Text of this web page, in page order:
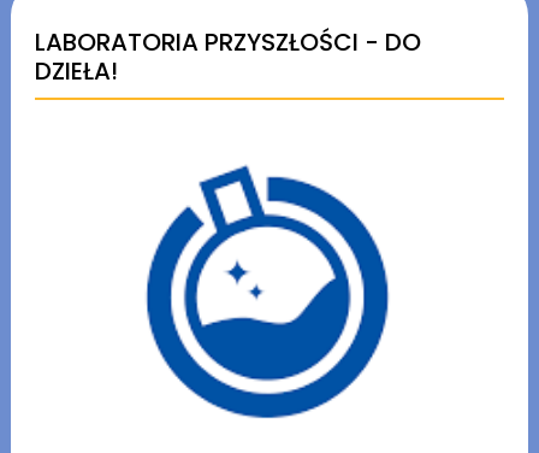
LABORATORIA PRZYSZŁOŚCI - DO
DZIEŁA!